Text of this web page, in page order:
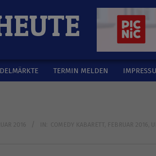
TERMIN MELDEN
2016 IN: COMEDY KABARETT FEBRUAR 2016